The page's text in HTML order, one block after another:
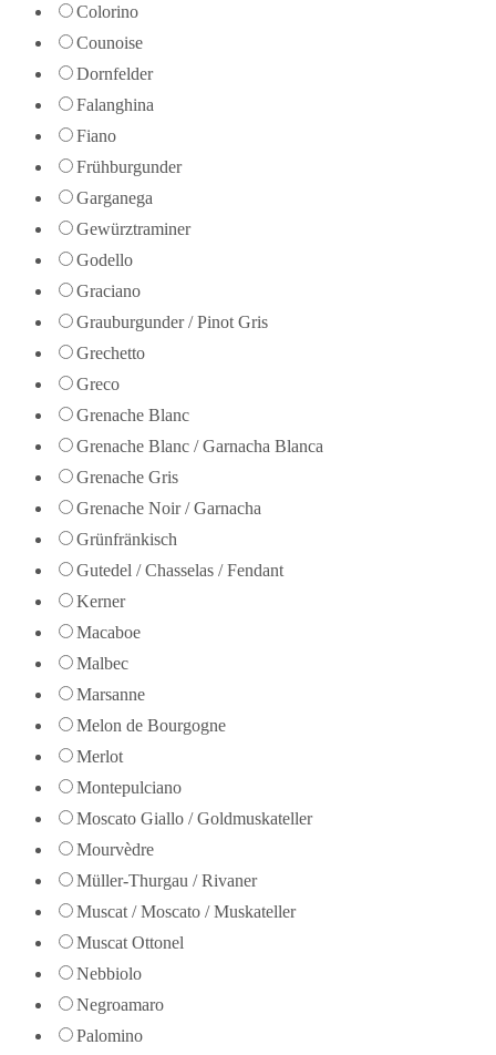
Colorino
Counoise
Dornfelder
Falanghina
Fiano
Frühburgunder
Garganega
Gewürztraminer
Godello
Graciano
Grauburgunder / Pinot Gris
Grechetto
Greco
Grenache Blanc
Grenache Blanc / Garnacha Blanca
Grenache Gris
Grenache Noir / Garnacha
Grünfränkisch
Gutedel / Chasselas / Fendant
Kerner
Macaboe
Malbec
Marsanne
Melon de Bourgogne
Merlot
Montepulciano
Moscato Giallo / Goldmuskateller
Mourvèdre
Müller-Thurgau / Rivaner
Muscat / Moscato / Muskateller
Muscat Ottonel
Nebbiolo
Negroamaro
Palomino